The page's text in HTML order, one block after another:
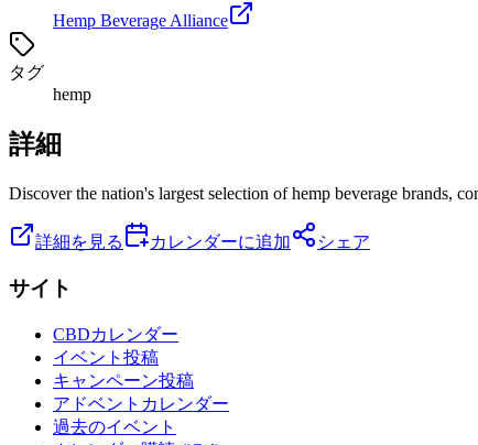
Hemp Beverage Alliance
タグ
hemp
詳細
Discover the nation's largest selection of hemp beverage brands,
詳細を見る カレンダーに追加 シェア
サイト
CBDカレンダー
イベント投稿
キャンペーン投稿
アドベントカレンダー
過去のイベント